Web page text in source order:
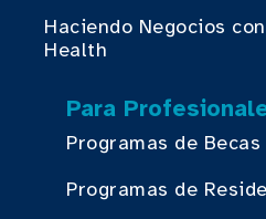
Haciendo Negocios
Health
Para
Programas de Becas
Programas de